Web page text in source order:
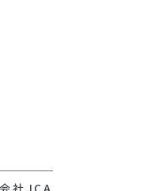
社JCA